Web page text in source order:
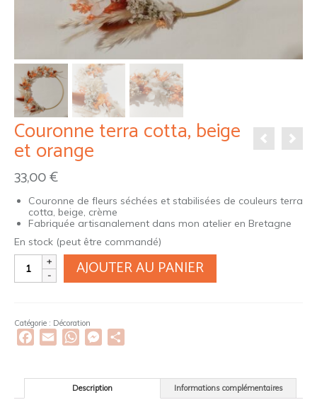
Couronne terra cotta, beige
et orange
33,00€
Couronne de fleurs séchées et stabilisées de couleurs terra
cotta, beige, crème
Fabriquée artisanalement dans mon atelier en Bretagne
En stock (peut être commandé)
quantité
Couronne
et
orange
AJOUTER AU PANIER
Catégorie : Décoration
Facebook
Email WhatsAppMessenger
Description Informations complémentaires